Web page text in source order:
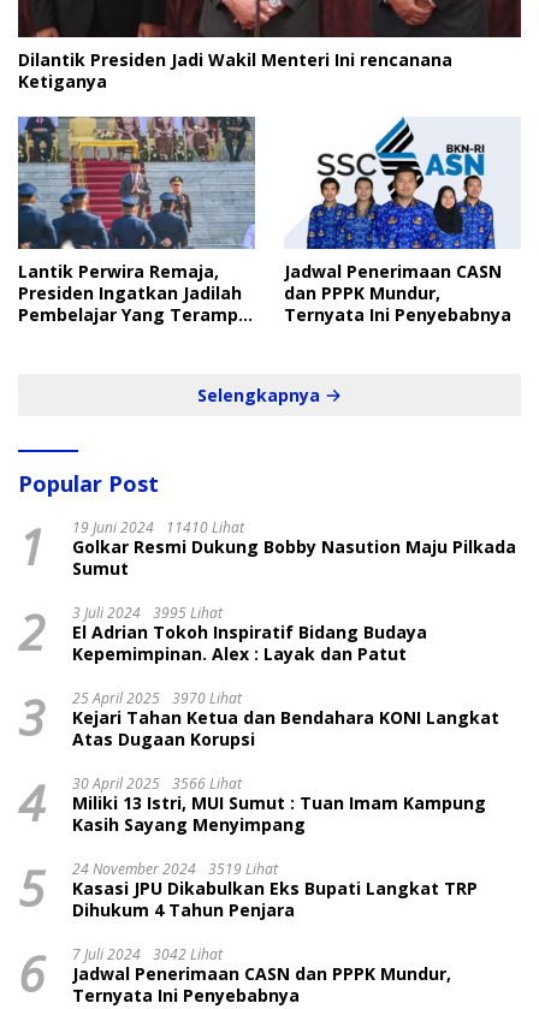
Dilantik Presiden Jadi Wakil Menteri Ini rencanana
Ketiganya
Lantik Perwira Remaja,
Presiden Ingatkan Jadilah
Pembelajar Yang Terampil
Jadwal Penerimaan CASN
dan PPPK Mundur,
Ternyata Ini Penyebabnya
Selengkapnya
Popular Post
1 19 Juni 2024 11410 Lihat
Golkar Resmi Dukung Bobby Nasution Maju Pilkada
Sumut
2 3 Juli 2024 3995 Lihat
El Adrian Tokoh Inspiratif Bidang Budaya
Kepemimpinan. Alex : Layak dan Patut
3 25 April 2025 3970 Lihat
Kejari Tahan Ketua dan Bendahara KONI Langkat
Atas Dugaan Korupsi
4 30 April 2025 3566 Lihat
Miliki 13 Istri, MUI Sumut : Tuan Imam Kampung
Kasih Sayang Menyimpang
5 24 November 2024 3519 Lihat
Kasasi JPU Dikabulkan Eks Bupati Langkat TRP
Dihukum 4 Tahun Penjara
6 7 Juli 2024 3042 Lihat
Jadwal Penerimaan CASN dan PPPK Mundur,
Ternyata Ini Penyebabnya